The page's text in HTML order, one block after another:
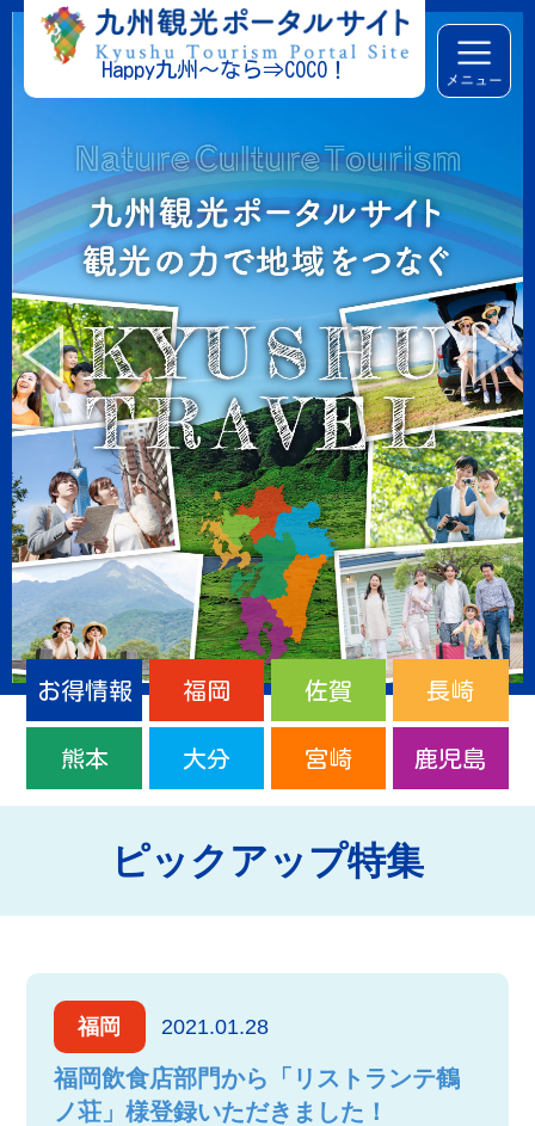
Happy九州～なら⇒COCO！
お得情報 福岡 佐賀 長崎
熊本 大分 宮崎 鹿児島
ピックアップ特集
福岡 2021.01.28
福岡飲食店部門から「リストランテ鶴
ノ荘」様登録いただきました！